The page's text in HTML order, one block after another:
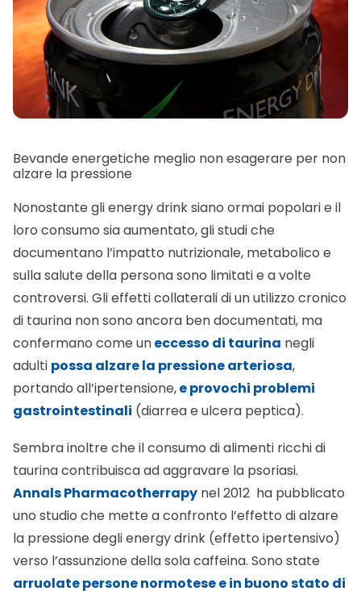
Bevande energetiche meglio non esagerare per non
alzare la pressione
Nonostante gli energy drink siano ormai popolari e il
loro consumo sia aumentato, gli studi che
documentano l’impatto nutrizionale, metabolico e
sulla salute della persona sono limitati e a volte
controversi. Gli effetti collaterali di un utilizzo cronico
di taurina non sono ancora ben documentati, ma
confermano come uneccesso di taurina negli
adulti possa alzare la pressione arteriosa,
portando all’ipertensione,e provochi problemi
gastrointestinali (diarrea e ulcera peptica).
Sembra inoltre che il consumo di alimenti ricchi di
taurina contribuisca ad aggravare la psoriasi.
Annals Pharmacotherrapy nel 2012 ha pubblicato
uno studio che mette a confronto l’effetto di alzare
la pressione degli energy drink (effetto ipertensivo)
verso l’assunzione della sola caffeina. Sono state
arruolate persone normotese e in buono stato di